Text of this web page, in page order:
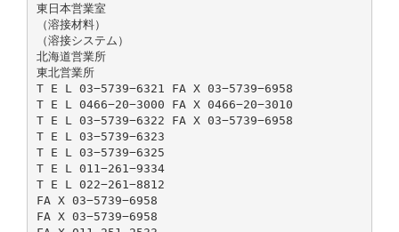
東日本営業室
（溶接材料）
（溶接システム）
北海道営業所
東北営業所
T E L 03−5739−6321 FA X 03−5739−6958
T E L 0466−20−3000 FA X 0466−20−3010
T E L 03−5739−6322 FA X 03−5739−6958
T E L 03−5739−6323
T E L 03−5739−6325
T E L 011−261−9334
T E L 022−261−8812
FA X 03−5739−6958
FA X 03−5739−6958